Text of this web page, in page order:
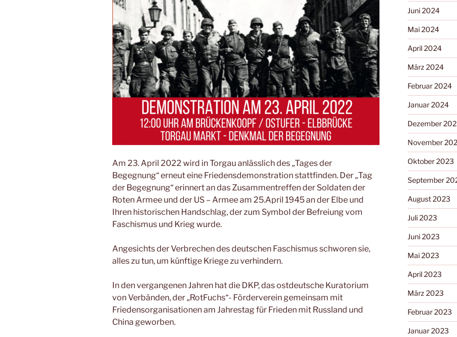
Am 23. April 2022 wird in Torgau anlässlich des „Tages der
Begegnung“ erneut eine Friedensdemonstration stattfinden. Der „Tag
der Begegnung“ erinnert an das Zusammentreffen der Soldaten der
Roten Armee und der US – Armee am 25.April 1945 an der Elbe und
Ihren historischen Handschlag, der zum Symbol der Befreiung vom
Faschismus und Krieg wurde.
Angesichts der Verbrechen des deutschen Faschismus schworen sie,
alles zu tun, um künftige Kriege zu verhindern.
In den vergangenen Jahren hat die DKP, das ostdeutsche Kuratorium
von Verbänden, der „RotFuchs“- Förderverein gemeinsam mit
Friedensorganisationen am Jahrestag für Frieden mit Russland und
China geworben.
Juni 2024
Mai 2024
April 2024
März 2024
Februar 2024
Januar 2024
Dezember
November
Oktober 2023
September
August 2023
Juli 2023
Juni 2023
Mai 2023
April 2023
März 2023
Februar 2023
Januar 2023